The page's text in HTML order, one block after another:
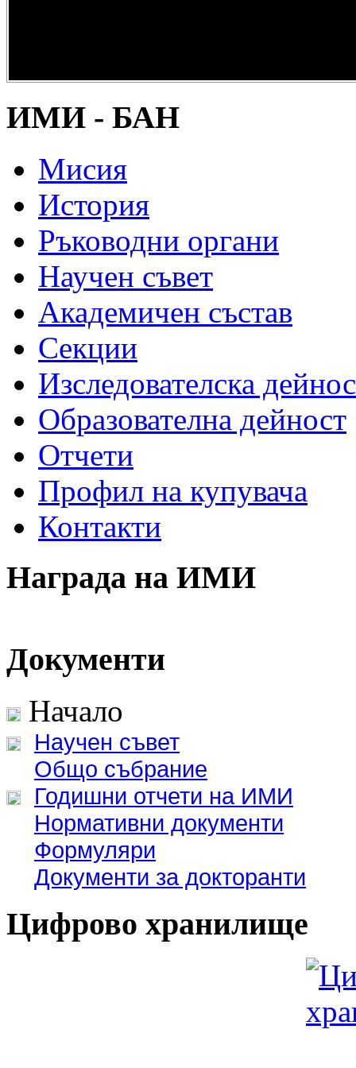
наследство” -
ИМИ - БАН
Мисия
История
Ръководни органи
Научен съвет
Академичен състав
Секции
Изследователска
Образователна дейност
Отчети
Профил на купувача
Контакти
Награда на ИМИ
Документи
Начало
Научен съвет
Общо събрание
Годишни отчети на ИМИ
Нормативни документи
Формуляри
Документи за докторанти
Цифрово хранилище